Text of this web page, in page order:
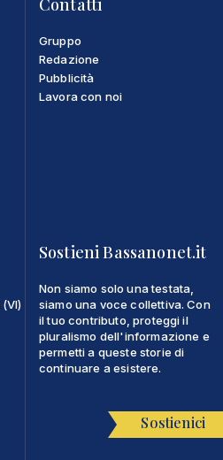
Contatti
Gruppo
Redazione
Pubblicità
Lavora con noi
Sostieni Bassanonet.it
Non siamo solo una testata,
siamo una voce collettiva. Con
il tuo contributo, proteggi il
pluralismo dell'informazione e
permetti a queste storie di
continuare a esistere.
Sostienici